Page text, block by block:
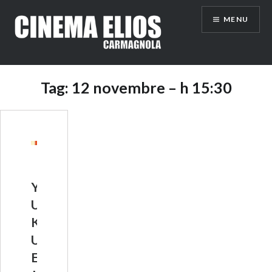
contenuto
MENU
Tag: 12 novembre – h 15:30
Y
U
K
U
E